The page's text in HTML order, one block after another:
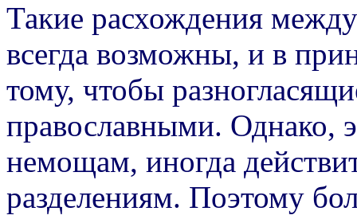
Такие расхождения
всегда возможны, и в
тому, чтобы
православными. Однако,
немощам, иногда
разделениям. Поэтому